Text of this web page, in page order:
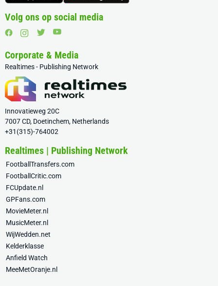
Volg ons op social media
Corporate & Media
Realtimes - Publishing Network
Innovatieweg 20C
7007 CD, Doetinchem, Netherlands
+31(315)-764002
Realtimes | Publishing Network
FootballTransfers.com
FootballCritic.com
FCUpdate.nl
GPFans.com
MovieMeter.nl
MusicMeter.nl
WijWedden.net
Kelderklasse
Anfield Watch
MeeMetOranje.nl